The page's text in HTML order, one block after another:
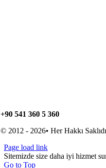
+90 541 360 5 360
© 2012 - 2026• Her Hakkı
Page load link
Sitemizde size daha iyi hizmet
Go to Top